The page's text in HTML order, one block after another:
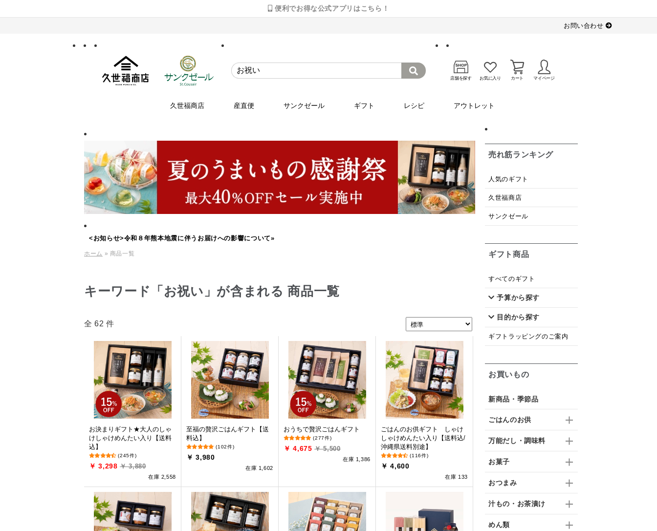
便利でお得な公式アプリはこちら！
お問い合わせ
店舗を探す お気に入り カート マイページ
久世福商店 産直便 サンクゼール ギフト レシピ アウトレット
<お知らせ>令和８年熊本地震に伴うお届けへの影響について»
ホーム » 商品一覧
キーワード「お祝い」が含まれる 商品一覧
全 62 件
お決まりギフト★大人のしゃ
けしゃけめんたい入り【送料
込】
(245件)
￥ 3,298 ￥ 3,880
在庫 2,558
至福の贅沢ごはんギフト【送
料込】
(102件)
￥ 3,980
在庫 1,602
おうちで贅沢ごはんギフト
(277件)
￥ 4,675 ￥ 5,500
在庫 1,386
ごはんのお供ギフト しゃけ
しゃけめんたい入り【送料込/
沖縄県送料別途】
(116件)
￥ 4,600
在庫 133
売れ筋ランキング
人気のギフト
久世福商店
サンクゼール
ギフト商品
すべてのギフト
予算から探す
目的から探す
ギフトラッピングのご案内
お買いもの
新商品・季節品
ごはんのお供
万能だし・調味料
お菓子
おつまみ
汁もの・お茶漬け
めん類